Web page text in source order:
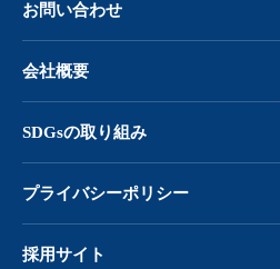
お問い合わせ
会社概要
SDGsの取り組み
プライバシーポリシー
採用サイト